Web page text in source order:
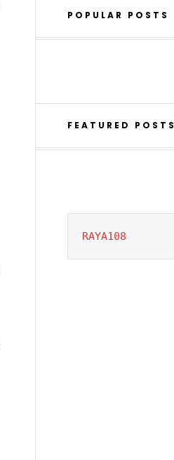
POPULAR POSTS
FEATURED POSTS
RAYA108